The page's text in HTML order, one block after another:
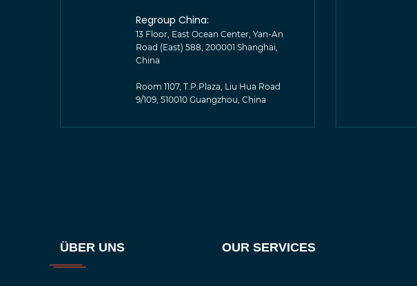
Regroup China:
13 Floor, East Ocean Center, Yan-An
Road (East) 588, 200001 Shanghai,
China
Room 1107, T.P.Plaza, Liu Hua Road
9/109, 510010 Guangzhou, China
ÜBER UNS OUR SERVICES